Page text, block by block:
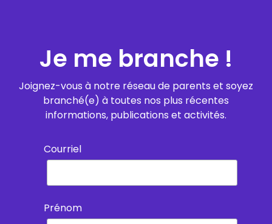
Je me branche !
Joignez-vous à notre réseau de parents et soyez
branché(e) à toutes nos plus récentes
informations, publications et activités.
Courriel
Prénom